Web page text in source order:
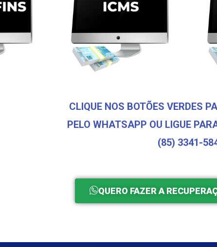
CLIQUE NOS BOTÕES VERDES
PELO WHATSAPP OU LIGUE
(85) 3341-
QUERO FAZER A